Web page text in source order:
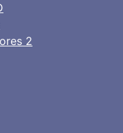
2